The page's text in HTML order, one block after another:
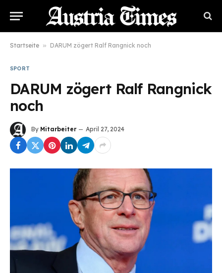
Startseite » DARUM zögert Ralf Rangnick noch
SPORT
DARUM zögert Ralf Rangnick
noch
By Mitarbeiter April 27, 2024